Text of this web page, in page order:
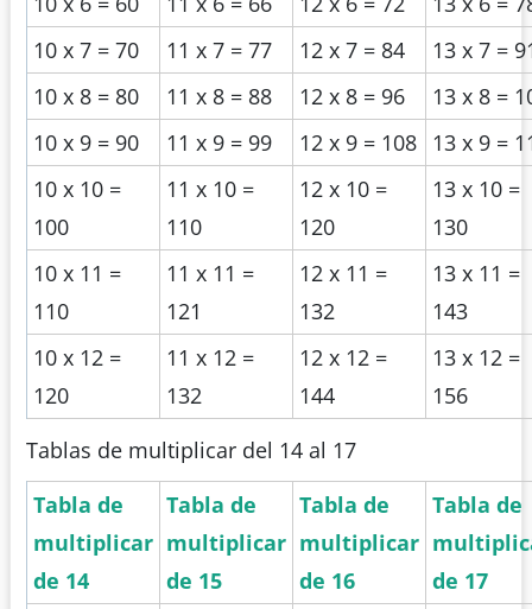
10 x 7 = 70
11 x 7 = 77 12 x 7 = 84
13 x 7 =
10 x 8 = 80
11 x 8 = 88 12 x 8 = 96
13 x 8 =
10 x 9 = 90
11 x 9 = 99 12 x 9 = 108
13 x 9 =
10 x 10 =
100
11 x 10 =
110
12 x 10 =
120
13 x 10 =
130
10 x 11 =
110
11 x 11 =
121
12 x 11 =
132
13 x 11 =
143
10 x 12 =
120
11 x 12 =
132
12 x 12 =
144
13 x 12 =
156
Tablas de multiplicar del 14 al 17
Tabla de
multiplicar
de 14
Tabla de
multiplicar
de 15
Tabla de
multiplicar
de 16
Tabla de
de 17